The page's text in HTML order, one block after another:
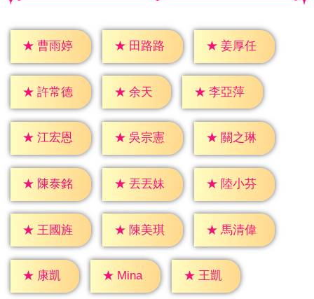
★ 曹雨婷 ★ 田路路 ★ 姜厚任
★ 許常德 ★ 余天 ★ 李亞萍
★ 江宏恩 ★ 吳宗憲 ★ 關之琳
★ 陳泰銘 ★ 丟丟妹 ★ 陸小芬
★ 王國旌 ★ 陳美琪 ★ 馬清偉
★ 康凱 ★ Mina ★ 王凱